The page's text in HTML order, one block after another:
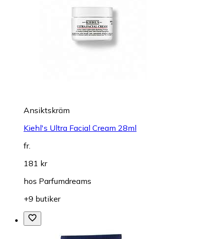
Ansiktskräm
Kiehl's Ultra Facial Cream 28ml
fr.
181 kr
hos Parfumdreams
+9 butiker